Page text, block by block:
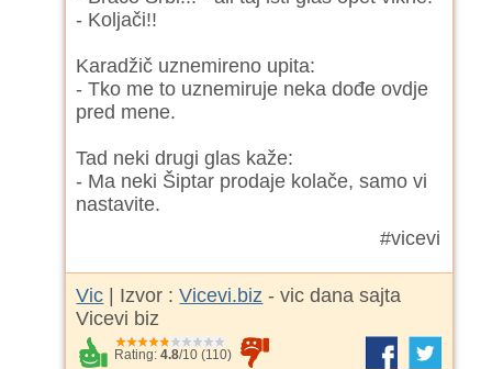
- Koljači!!
Karadžič uznemireno upita:
- Tko me to uznemiruje neka dođe ovdje
pred mene.
Tad neki drugi glas kaže:
- Ma neki Šiptar prodaje kolače, samo vi
nastavite.
#vicevi
Vic | Izvor :Vicevi.biz - vic dana sajta
Vicevi biz
Rating:4.8/10 (110)